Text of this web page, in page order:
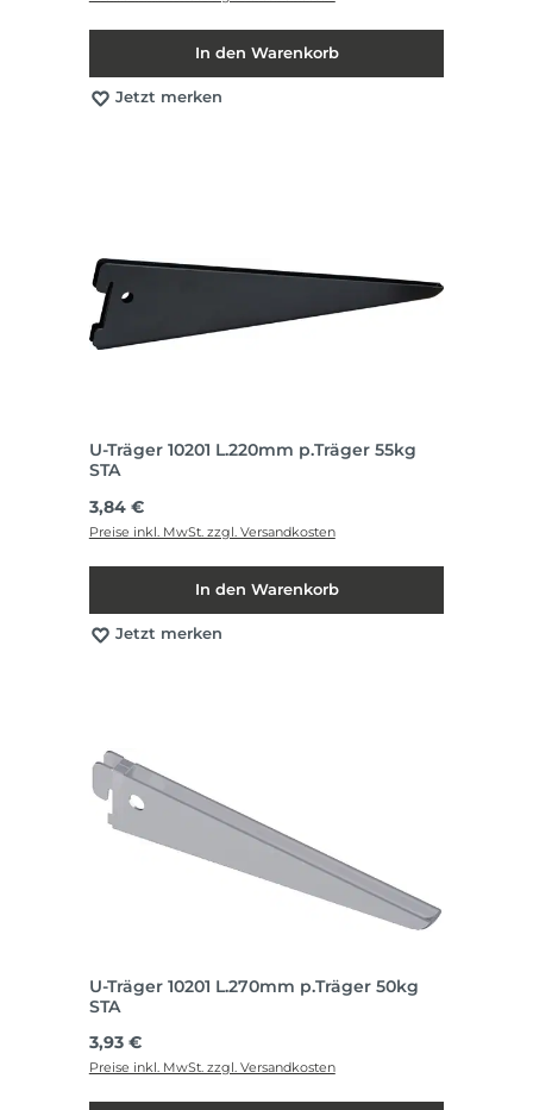
In den Warenkorb
Jetzt merken
U-Träger 10201 L.220mm p.Träger 55kg
STA
Regulärer Preis:
3,84 €
Preise inkl. MwSt. zzgl. Versandkosten
In den Warenkorb
Jetzt merken
U-Träger 10201 L.270mm p.Träger 50kg
STA
Regulärer Preis:
3,93 €
Preise inkl. MwSt. zzgl. Versandkosten